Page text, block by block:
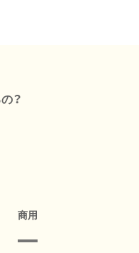
？
商用